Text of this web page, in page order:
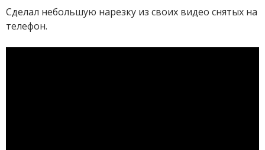
Сделал небольшую нарезку из своих видео снятых на
телефон.